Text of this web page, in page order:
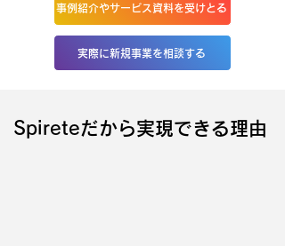
事例紹介やサービス資料を受けとる
実際に新規事業を相談する
Spireteだから実現できる理由